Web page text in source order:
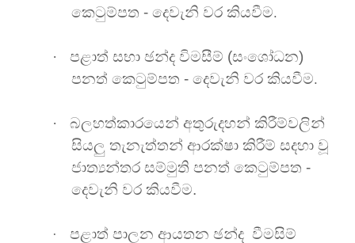
කෙටුම්පත - දෙවැනි වර කියවීම.
· පළාත් සභා ඡන්ද විමසීම් (සංශෝධන)
පනත් කෙටුම්පත - දෙවැනි වර කියවීම.
·
බලහත්කාරයෙන් අතුරුදහන් කිරීම්වලින්
සියලු තැනැත්තන් ආරක්ෂා කිරීම් සදහා වූ
ජාත්‍යන්තර සම්මුති පනත් කෙටුම්පත -
දෙවැනි වර කියවීම.
·
පළාත් පාලන ආයතන ඡන්ද වීමසිම්